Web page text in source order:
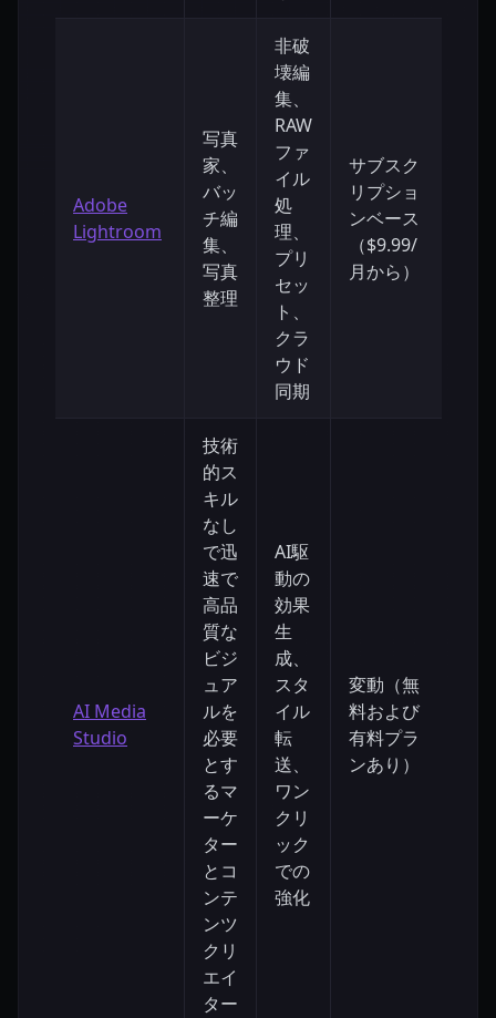
Adobe
Lightroom
写真
家、
バッ
チ編
集、
写真
整理
非破
壊編
集、
RAW
ファ
イル
処
理、
プリ
セッ
ト、
クラ
ウド
同期
サブスク
リプショ
ンベース
（$9.99/
月から）
AI Media
Studio
技術
的ス
キル
なし
で迅
速で
高品
質な
ビジ
ュア
ルを
必要
とす
るマ
ーケ
ター
とコ
ンテ
ンツ
クリ
エイ
ター
AI駆
動の
効果
生
成、
スタ
イル
転
送、
ワン
クリ
ック
での
強化
変動（無
料および
有料プラ
ンあり）